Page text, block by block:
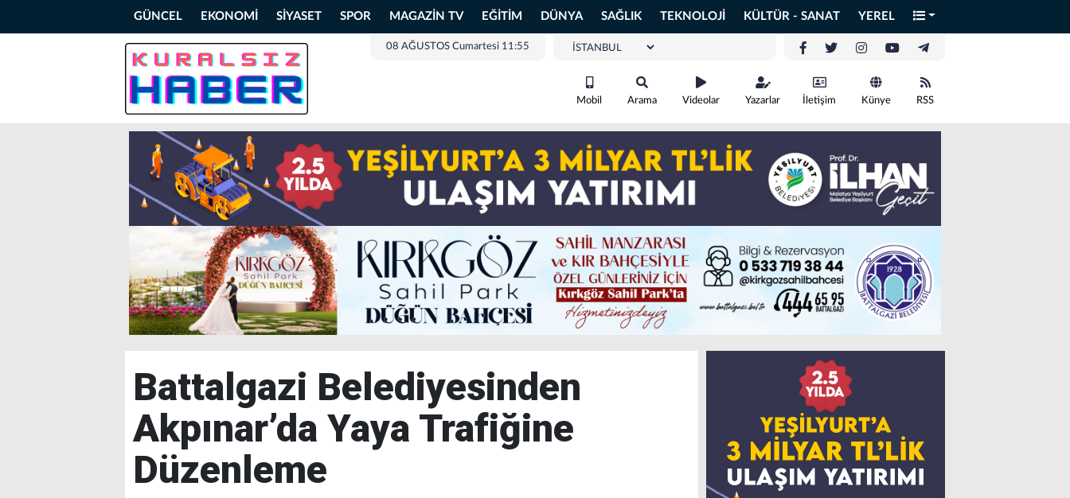
GÜNCEL EKONOMİ SİYASET SPOR MAGAZİN TV EĞİTİM DÜNYA SAĞLIK TEKNOLOJİ KÜLTÜR - SANAT YEREL
08 AĞUSTOS Cumartesi 11:55
Mobil Arama Videolar Yazarlar İletişim Künye RSS
Battalgazi Belediyesinden
Akpınar’da Yaya Trafiğine
Düzenleme